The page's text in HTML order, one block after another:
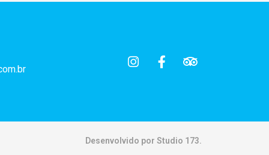
Desenvolvido por Studio 173.